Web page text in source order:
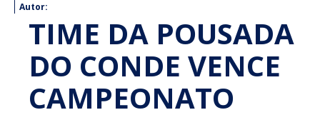
Autor:
TIME DA POUSADA
DO CONDE VENCE
CAMPEONATO